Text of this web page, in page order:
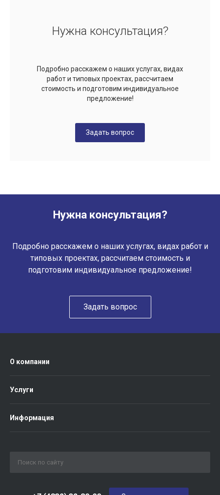
Нужна консультация?
Подробно расскажем о наших услугах, видах
работ и типовых проектах, рассчитаем
стоимость и подготовим индивидуальное
предложение!
Задать вопрос
Нужна консультация?
Подробно расскажем о наших услугах, видах работ и
типовых проектах, рассчитаем стоимость и
подготовим индивидуальное предложение!
Задать вопрос
О компании
Услуги
Информация